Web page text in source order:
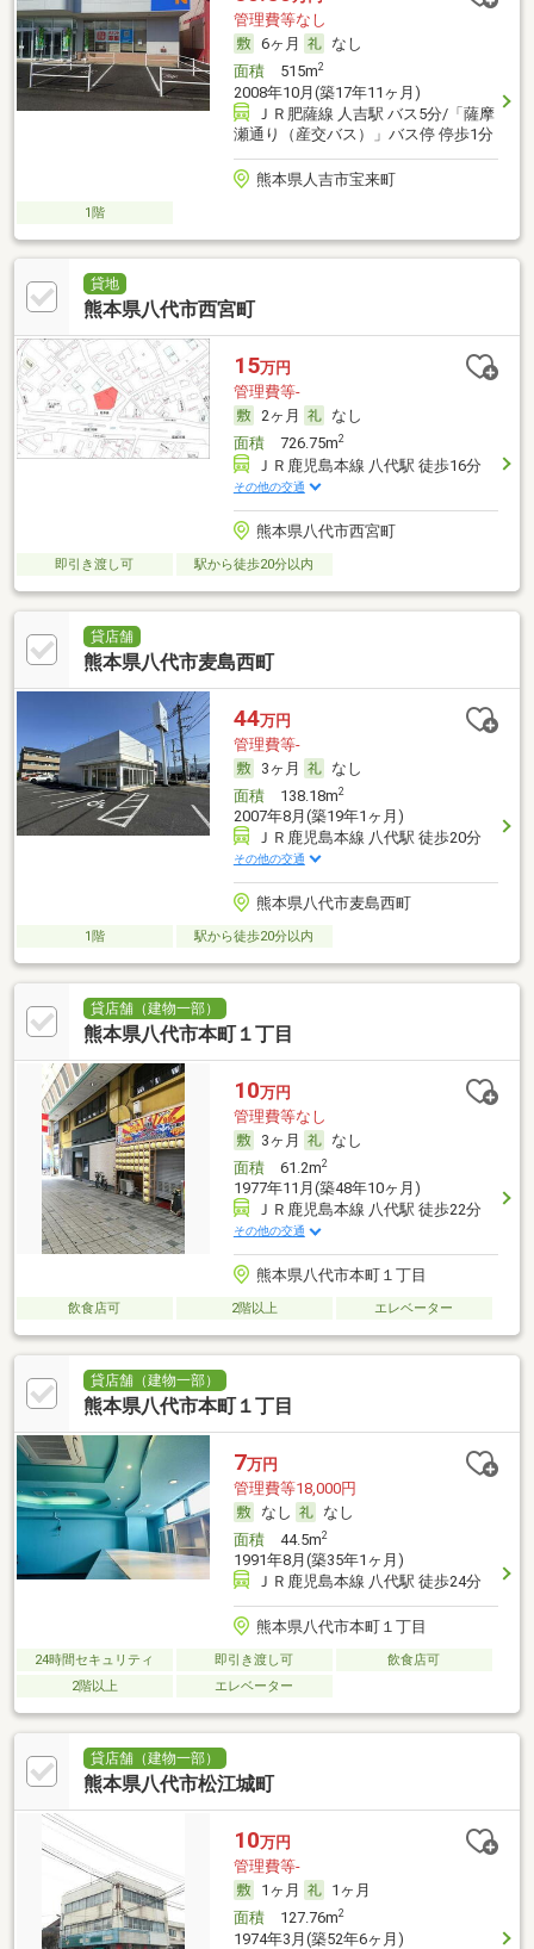
管理費等なし
6ヶ月
なし
面積515m2
2008年10月(築17年11ヶ月)
ＪＲ肥薩線 人吉駅 バス5分/「薩摩
瀬通り（産交バス）」バス停 停歩1分
熊本県人吉市宝来町
1階
貸地
熊本県八代市西宮町
15万円
管理費等-
2ヶ月
なし
面積726.75m2
ＪＲ鹿児島本線 八代駅 徒歩16分
その他の交通
熊本県八代市西宮町
即引き渡し可 駅から徒歩20分以内
貸店舗
熊本県八代市麦島西町
44万円
管理費等-
3ヶ月
なし
面積138.18m2
2007年8月(築19年1ヶ月)
ＪＲ鹿児島本線 八代駅 徒歩20分
その他の交通
熊本県八代市麦島西町
1階 駅から徒歩20分以内
貸店舗（建物一部）
熊本県八代市本町１丁目
10万円
管理費等なし
3ヶ月
なし
面積61.2m2
1977年11月(築48年10ヶ月)
ＪＲ鹿児島本線 八代駅 徒歩22分
その他の交通
熊本県八代市本町１丁目
飲食店可 2階以上 エレベーター
貸店舗（建物一部）
熊本県八代市本町１丁目
7万円
管理費等18,000円
なし
なし
面積44.5m2
1991年8月(築35年1ヶ月)
ＪＲ鹿児島本線 八代駅 徒歩24分
熊本県八代市本町１丁目
24時間セキュリティ 即引き渡し可
飲食店可
2階以上
エレベーター
貸店舗（建物一部）
熊本県八代市松江城町
10万円
管理費等-
1ヶ月
1ヶ月
面積127.76m2
1974年3月(築52年6ヶ月)